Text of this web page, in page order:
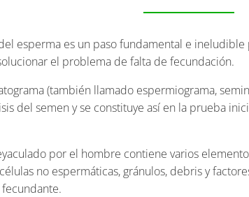
esperma es un paso fundamental e
el problema de falta de fecundación.
(también llamado espermiograma,
del semen y se constituye así en la prueba
por el hombre contiene varios
no espermáticas, gránulos, debris y